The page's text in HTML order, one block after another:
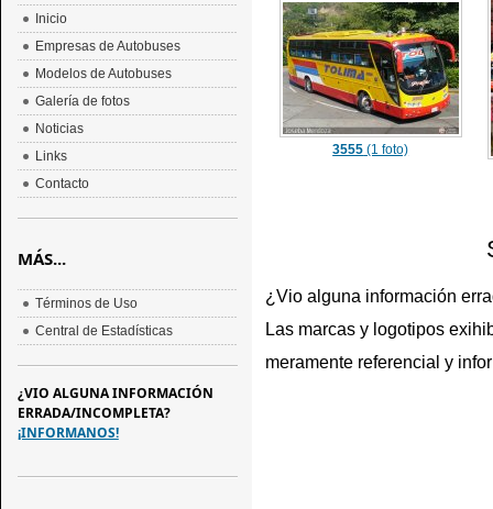
3555 (1 foto)
¿Vio alguna información
Las marcas y logotipos
meramente referencial y
Inicio
Empresas de Autobuses
Modelos de Autobuses
Galería de fotos
Noticias
Links
Contacto
MÁS...
Términos de Uso
Central de Estadísticas
¿VIO ALGUNA INFORMACIÓN
ERRADA/INCOMPLETA?
¡INFORMANOS!